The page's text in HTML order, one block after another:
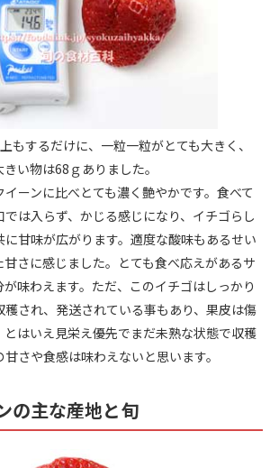
もするだけに、一粒一粒がとても大きく、
い物は68ｇありました。
ーンに比べとても濃く艶やかです。食べて
は入らず、かじる感じになり、イチゴらし
甘味が広がります。適度な酸味もあるせい
さに感じました。とても食べ応えがあるサ
味わえます。ただ、このイチゴはしっかり
穫され、発送されている事もあり、果皮は傷
とはいえ見栄え優先でまだ未熟な状態で収穫
さや食感は味わえないと思います。
の主な産地と旬